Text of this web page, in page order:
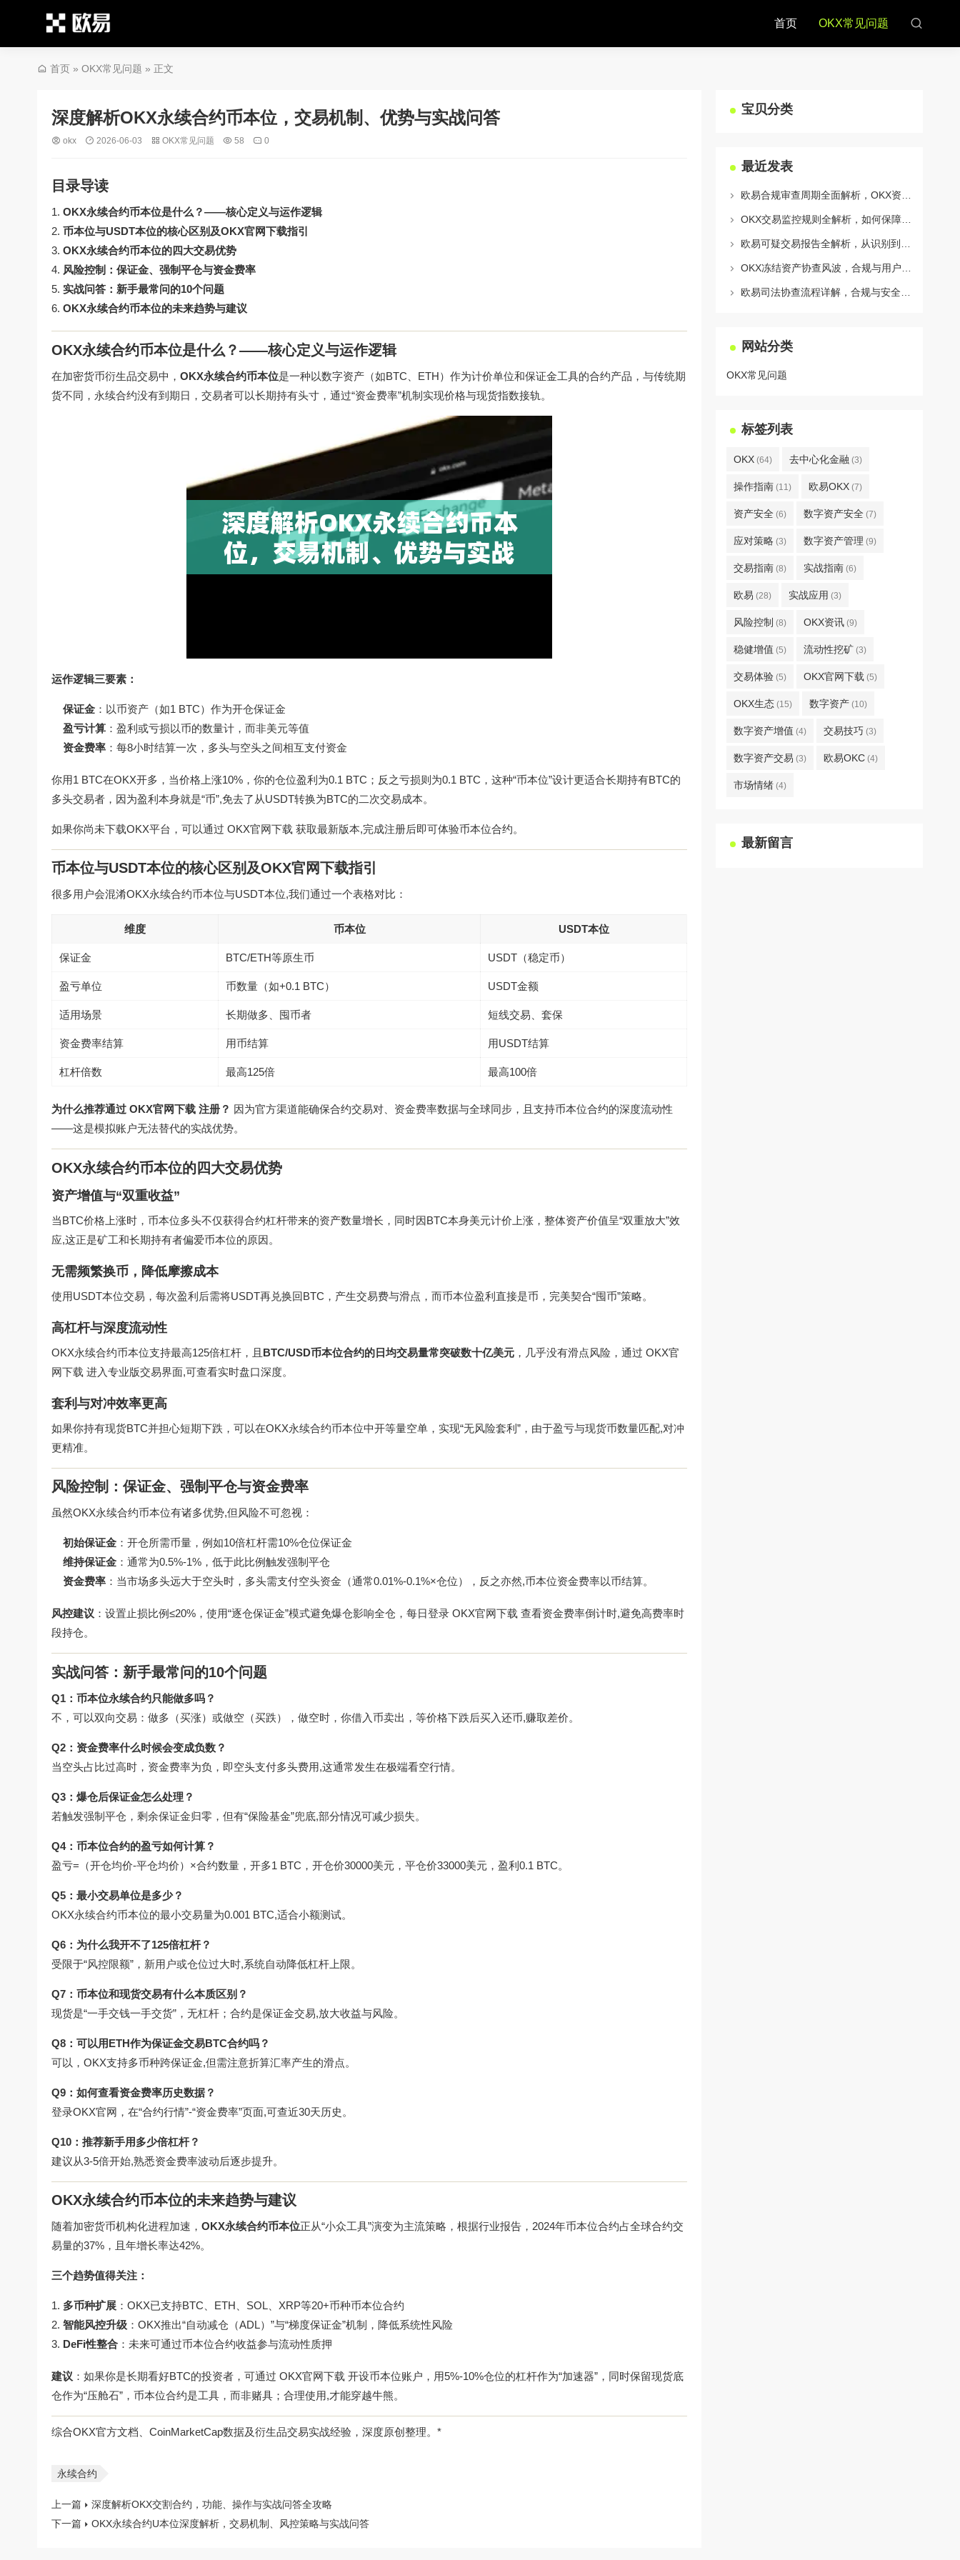
首页 OKX常见问题
首页 » OKX常见问题 » 正文
深度解析OKX永续合约币本位，交易机制、优势与实战问答
okx 2026-06-03 OKX常见问题 58 0
目录导读
OKX永续合约币本位是什么？——核心定义与运作逻辑
币本位与USDT本位的核心区别及OKX官网下载指引
OKX永续合约币本位的四大交易优势
风险控制：保证金、强制平仓与资金费率
实战问答：新手最常问的10个问题
OKX永续合约币本位的未来趋势与建议
OKX永续合约币本位是什么？——核心定义与运作逻辑
在加密货币衍生品交易中， OKX永续合约币本位是一种以数字资产（如BTC、ETH）作为计价单位和保证金工具的合约产品，与传统期
货不同，永续合约没有到期日，交易者可以长期持有头寸，通过“资金费率”机制实现价格与现货指数接轨。
运作逻辑三要素：
保证金 ：以币资产（如1 BTC）作为开仓保证金
盈亏计算 ：盈利或亏损以币的数量计，而非美元等值
资金费率 ：每8小时结算一次，多头与空头之间相互支付资金
你用1 BTC在OKX开多，当价格上涨10%，你的仓位盈利为0.1 BTC；反之亏损则为0.1 BTC，这种“币本位”设计更适合长期持有BTC的
多头交易者，因为盈利本身就是“币”,免去了从USDT转换为BTC的二次交易成本。
如果你尚未下载OKX平台，可以通过 OKX官网下载 获取最新版本,完成注册后即可体验币本位合约。
币本位与USDT本位的核心区别及OKX官网下载指引
很多用户会混淆OKX永续合约币本位与USDT本位,我们通过一个表格对比：
维度 币本位 USDT本位
保证金 BTC/ETH等原生币 USDT（稳定币）
盈亏单位 币数量（如+0.1 BTC） USDT金额
适用场景 长期做多、囤币者 短线交易、套保
资金费率结算 用币结算 用USDT结算
杠杆倍数 最高125倍 最高100倍
为什么推荐通过 OKX官网下载 注册？ 因为官方渠道能确保合约交易对、资金费率数据与全球同步，且支持币本位合约的深度流动性
——这是模拟账户无法替代的实战优势。
OKX永续合约币本位的四大交易优势
资产增值与“双重收益”
当BTC价格上涨时，币本位多头不仅获得合约杠杆带来的资产数量增长，同时因BTC本身美元计价上涨，整体资产价值呈“双重放大”效
应,这正是矿工和长期持有者偏爱币本位的原因。
无需频繁换币，降低摩擦成本
使用USDT本位交易，每次盈利后需将USDT再兑换回BTC，产生交易费与滑点，而币本位盈利直接是币，完美契合“囤币”策略。
高杠杆与深度流动性
OKX永续合约币本位支持最高125倍杠杆，且 BTC/USD币本位合约的日均交易量常突破数十亿美元 ，几乎没有滑点风险，通过 OKX官
网下载 进入专业版交易界面,可查看实时盘口深度。
套利与对冲效率更高
如果你持有现货BTC并担心短期下跌，可以在OKX永续合约币本位中开等量空单，实现“无风险套利”，由于盈亏与现货币数量匹配,对冲
更精准。
风险控制：保证金、强制平仓与资金费率
虽然OKX永续合约币本位有诸多优势,但风险不可忽视：
初始保证金 ：开仓所需币量，例如10倍杠杆需10%仓位保证金
维持保证金 ：通常为0.5%-1%，低于此比例触发强制平仓
资金费率 ：当市场多头远大于空头时，多头需支付空头资金（通常0.01%-0.1%×仓位），反之亦然,币本位资金费率以币结算。
风控建议 ：设置止损比例≤20%，使用“逐仓保证金”模式避免爆仓影响全仓，每日登录 OKX官网下载 查看资金费率倒计时,避免高费率时
段持仓。
实战问答：新手最常问的10个问题
Q1：币本位永续合约只能做多吗？
不，可以双向交易：做多（买涨）或做空（买跌），做空时，你借入币卖出，等价格下跌后买入还币,赚取差价。
Q2：资金费率什么时候会变成负数？
当空头占比过高时，资金费率为负，即空头支付多头费用,这通常发生在极端看空行情。
Q3：爆仓后保证金怎么处理？
若触发强制平仓，剩余保证金归零，但有“保险基金”兜底,部分情况可减少损失。
Q4：币本位合约的盈亏如何计算？
盈亏=（开仓均价-平仓均价）×合约数量，开多1 BTC，开仓价30000美元，平仓价33000美元，盈利0.1 BTC。
Q5：最小交易单位是多少？
OKX永续合约币本位的最小交易量为0.001 BTC,适合小额测试。
Q6：为什么我开不了125倍杠杆？
受限于“风控限额”，新用户或仓位过大时,系统自动降低杠杆上限。
Q7：币本位和现货交易有什么本质区别？
现货是“一手交钱一手交货”，无杠杆；合约是保证金交易,放大收益与风险。
Q8：可以用ETH作为保证金交易BTC合约吗？
可以，OKX支持多币种跨保证金,但需注意折算汇率产生的滑点。
Q9：如何查看资金费率历史数据？
登录OKX官网，在“合约行情”-“资金费率”页面,可查近30天历史。
Q10：推荐新手用多少倍杠杆？
建议从3-5倍开始,熟悉资金费率波动后逐步提升。
OKX永续合约币本位的未来趋势与建议
随着加密货币机构化进程加速， OKX永续合约币本位正从“小众工具”演变为主流策略，根据行业报告，2024年币本位合约占全球合约交
易量的37%，且年增长率达42%。
三个趋势值得关注：
多币种扩展 ：OKX已支持BTC、ETH、SOL、XRP等20+币种币本位合约
智能风控升级 ：OKX推出“自动减仓（ADL）”与“梯度保证金”机制，降低系统性风险
DeFi性整合 ：未来可通过币本位合约收益参与流动性质押
建议 ：如果你是长期看好BTC的投资者，可通过 OKX官网下载 开设币本位账户，用5%-10%仓位的杠杆作为“加速器”，同时保留现货底
仓作为“压舱石”，币本位合约是工具，而非赌具；合理使用,才能穿越牛熊。
综合OKX官方文档、CoinMarketCap数据及衍生品交易实战经验，深度原创整理。*
永续合约
上一篇
深度解析OKX交割合约，功能、操作与实战问答全攻略
下一篇
OKX永续合约U本位深度解析，交易机制、风控策略与实战问答
宝贝分类
最近发表
网站分类
OKX常见问题
标签列表
OKX (64) 去中心化金融 (3)
操作指南 (11) 欧易OKX (7)
资产安全 (6) 数字资产安全 (7)
应对策略 (3) 数字资产管理 (9)
交易指南 (8) 实战指南 (6)
欧易 (28) 实战应用 (3)
风险控制 (8) OKX资讯 (9)
稳健增值 (5) 流动性挖矿 (3)
交易体验 (5) OKX官网下载 (5)
OKX生态 (15) 数字资产 (10)
数字资产增值 (4) 交易技巧 (3)
数字资产交易 (3) 欧易OKC (4)
市场情绪 (4)
最新留言